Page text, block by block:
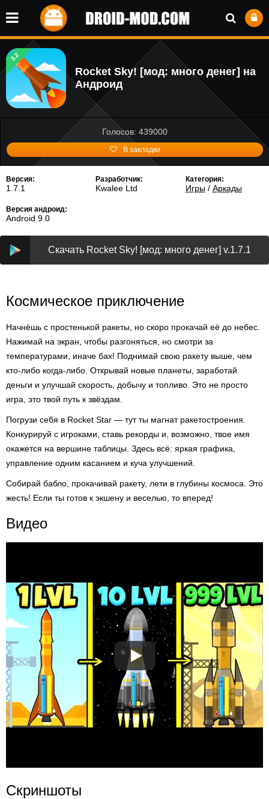
3.2
Rocket Sky! [мод: много денег] на
Андроид
Голосов: 439000
В закладки
Версия:
1.7.1
Разработчик:
Kwalee Ltd
Категория:
Игры/ Аркады
Версия андроид:
Android 9.0
Скачать Rocket Sky! [мод: много денег] v.1.7.1
Космическое приключение
Начнёшь с простенькой ракеты, но скоро прокачай её до небес.
Нажимай на экран, чтобы разгоняться, но смотри за
температурами, иначе бах! Поднимай свою ракету выше, чем
кто-либо когда-либо. Открывай новые планеты, заработай
деньги и улучшай скорость, добычу и топливо. Это не просто
игра, это твой путь к звёздам.
Погрузи себя в Rocket Star — тут ты магнат ракетостроения.
Конкурируй с игроками, ставь рекорды и, возможно, твое имя
окажется на вершине таблицы. Здесь всё: яркая графика,
управление одним касанием и куча улучшений.
Собирай бабло, прокачивай ракету, лети в глубины космоса. Это
жесть! Если ты готов к экшену и веселью, то вперед!
Видео
Скриншоты